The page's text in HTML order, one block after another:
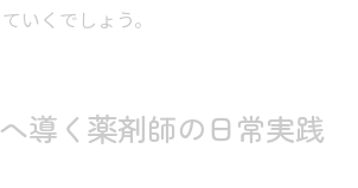
いくでしょう。
導く薬剤師の日常実践